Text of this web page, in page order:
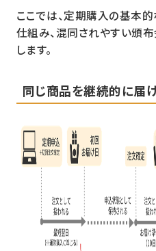
ここでは、定期購入の基本
仕組み、混同されやすい頒
します。
同じ商品を継続的に届